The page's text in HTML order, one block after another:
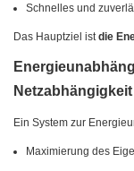
Schnelles und
Das Hauptziel istdie
Netzabhängigkeit
Ein System zur
Maximierung des